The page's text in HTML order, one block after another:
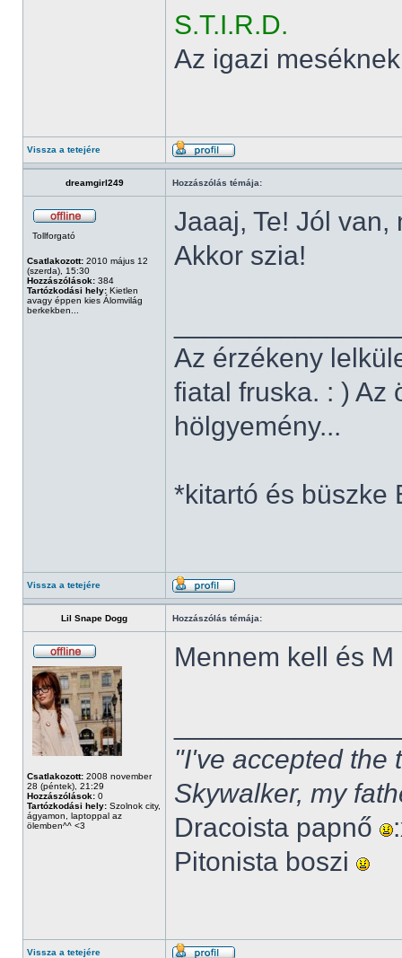
S.T.I.R.D.
Az igazi
Vissza a tetejére
dreamgirl249 Hozzászólás témája:
Tollforgató
Csatlakozott: 2010 május 12
(szerda), 15:30
Hozzászólások: 384
Tartózkodási hely: Kietlen
avagy éppen kies Álomvilág
berkekben...
Jaaaj, Te! Jól van,
Akkor szia!
Az érzékeny
fiatal fruska. : ) Az
hölgyemény...
*kitartó és büszke
Vissza a tetejére
Lil Snape Dogg Hozzászólás témája:
Csatlakozott: 2008 november
28 (péntek), 21:29
Hozzászólások: 0
Tartózkodási hely: Szolnok city,
ágyamon, laptoppal az
ölemben^^ <3
Mennem kell és
"I've accepted the
Skywalker, my
Dracoista papnő
Pitonista boszi
Vissza a tetejére